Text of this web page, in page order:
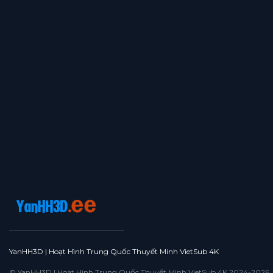
YanHH3D | Hoạt Hình Trung Quốc Thuyết Minh VietSub 4K